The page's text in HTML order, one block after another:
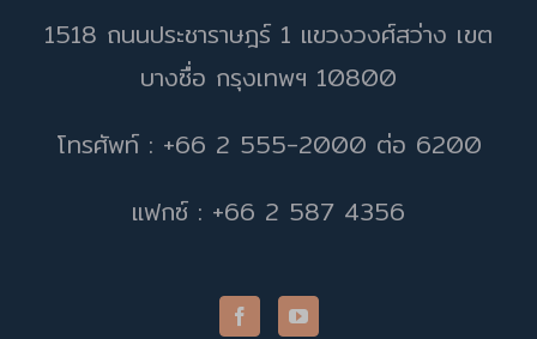
1518 ถนนประชาราษฎร์ 1 แขวงวงศ์สว่าง เขต
บางซื่อ กรุงเทพฯ 10800
โทรศัพท์ : +66 2 555-2000 ต่อ 6200
แฟกซ์ : +66 2 587 4356